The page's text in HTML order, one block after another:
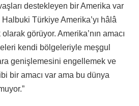
destekleyen bir Amerika var
Halbuki Türkiye Amerika’yı hâlâ
görüyor. Amerika’nın amacı
kendi bölgeleriyle meşgul
genişlemesini engellemek ve
bir amacı var ama bu dünya